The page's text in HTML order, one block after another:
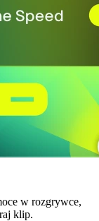
w rozgrywce,
klip.